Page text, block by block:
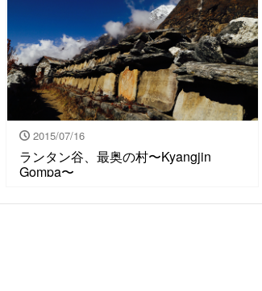
2015/07/16
ランタン谷、最奥の村〜Kyangjin
Gompa〜